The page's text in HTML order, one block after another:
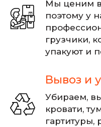
Мы ценим
поэтому у
грузчики,
упакуют и
Вывоз и
Убираем,
кровати,
гартитуры,